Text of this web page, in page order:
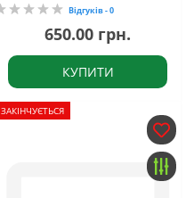
Відгуків - 0
650.00 грн.
КУПИТИ
ЗАКІНЧУЄТЬСЯ